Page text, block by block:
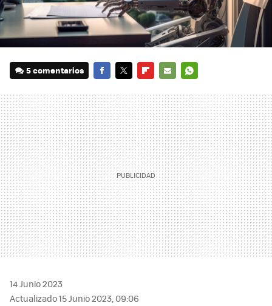
5 comentarios
MAIL
14 Junio 2023
Actualizado 15 Junio 2023, 09:06